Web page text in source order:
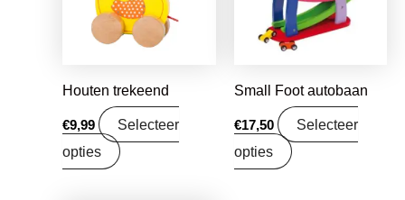
Houten trekeend
€9,99
Selecteer
opties
Small Foot autobaan
€17,50
Selecteer
opties